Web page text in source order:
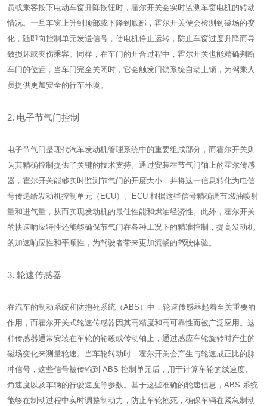
员或乘客按下电动车窗升降按钮时，霍尔开关会实时监测车窗电机的转动
情况。一旦车窗上升到顶部或下降到底部，霍尔开关便会检测到磁场的变
化，随即向控制单元发送信号，使电机停止运转，防止车窗过度升降而导
致损坏或夹伤乘客。同样，在车门的开合过程中，霍尔开关也能精确判断
车门的位置，当车门完全关闭时，它会触发门锁系统自动上锁，为驾乘人
员提供更加安全的行车环境。
2. 电子节气门控制
电子节气门是现代汽车发动机管理系统中的重要组成部分，而霍尔开关则
为其精确控制提供了关键的技术支持。通过安装在节气门轴上的霍尔传感
器，霍尔开关能够实时监测节气门的开度大小，并将这一信息转化为电信
号传递给发动机控制单元（ECU）。ECU 根据这些信号精确调节燃油喷射
量和进气量，从而实现发动机的最佳性能和燃油经济性。此外，霍尔开关
的快速响应特性还能够确保节气门在各种工况下的精准控制，提高发动机
的加速响应性和平顺性，为驾驶者带来更加流畅的驾驶体验。
3. 轮速传感器
在汽车的制动系统和防抱死系统（ABS）中，轮速传感器起着至关重要的
作用，而霍尔开关式轮速传感器因其高精度和高可靠性而被广泛应用。这
种传感器通常安装在车轮的轮毂或传动轴上，通过感应车轮旋转时产生的
磁场变化来测量轮速。当车轮转动时，霍尔开关会产生与轮速成正比的脉
冲信号，这些信号被传输到 ABS 控制单元后，用于计算车轮的线速度、
角速度以及车辆的行驶速度等参数。基于这些准确的轮速信息，ABS 系统
能够在制动过程中实时调整制动力，防止车轮抱死，确保车辆在紧急制动